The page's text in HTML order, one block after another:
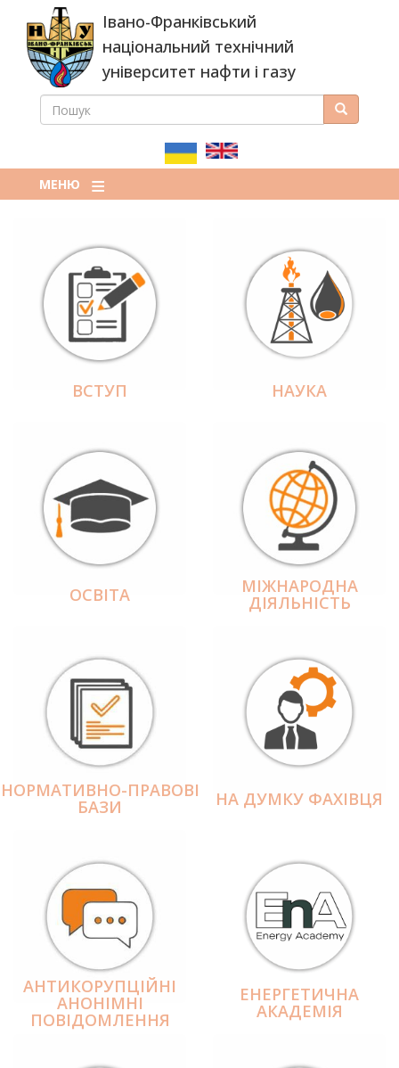
основного
вмісту
Івано-Франківський
національний технічний
університет нафти і газу
ПОШУКОВА
ПОШУК Пошук
МЕНЮ
ВСТУП НАУКА
ОСВІТА МІЖНАРОДНА
ДІЯЛЬНІCТЬ
НОРМАТИВНО-ПРАВОВІ
БАЗИ НА ДУМКУ ФАХІВЦЯ
АНТИКОРУПЦІЙНІ
АНОНІМНІ
ПОВІДОМЛЕННЯ
ЕНЕРГЕТИЧНА
АКАДЕМІЯ